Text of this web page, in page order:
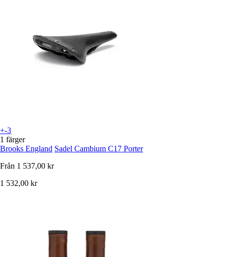
+-3
1 färger
Brooks England Sadel Cambium C17 Porter
Från 1 537,00 kr
1 532,00 kr